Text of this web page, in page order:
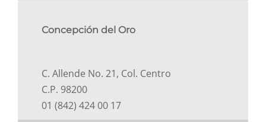
Concepción del Oro
C. Allende No. 21, Col. Centro
C.P. 98200
01 (842) 424 00 17